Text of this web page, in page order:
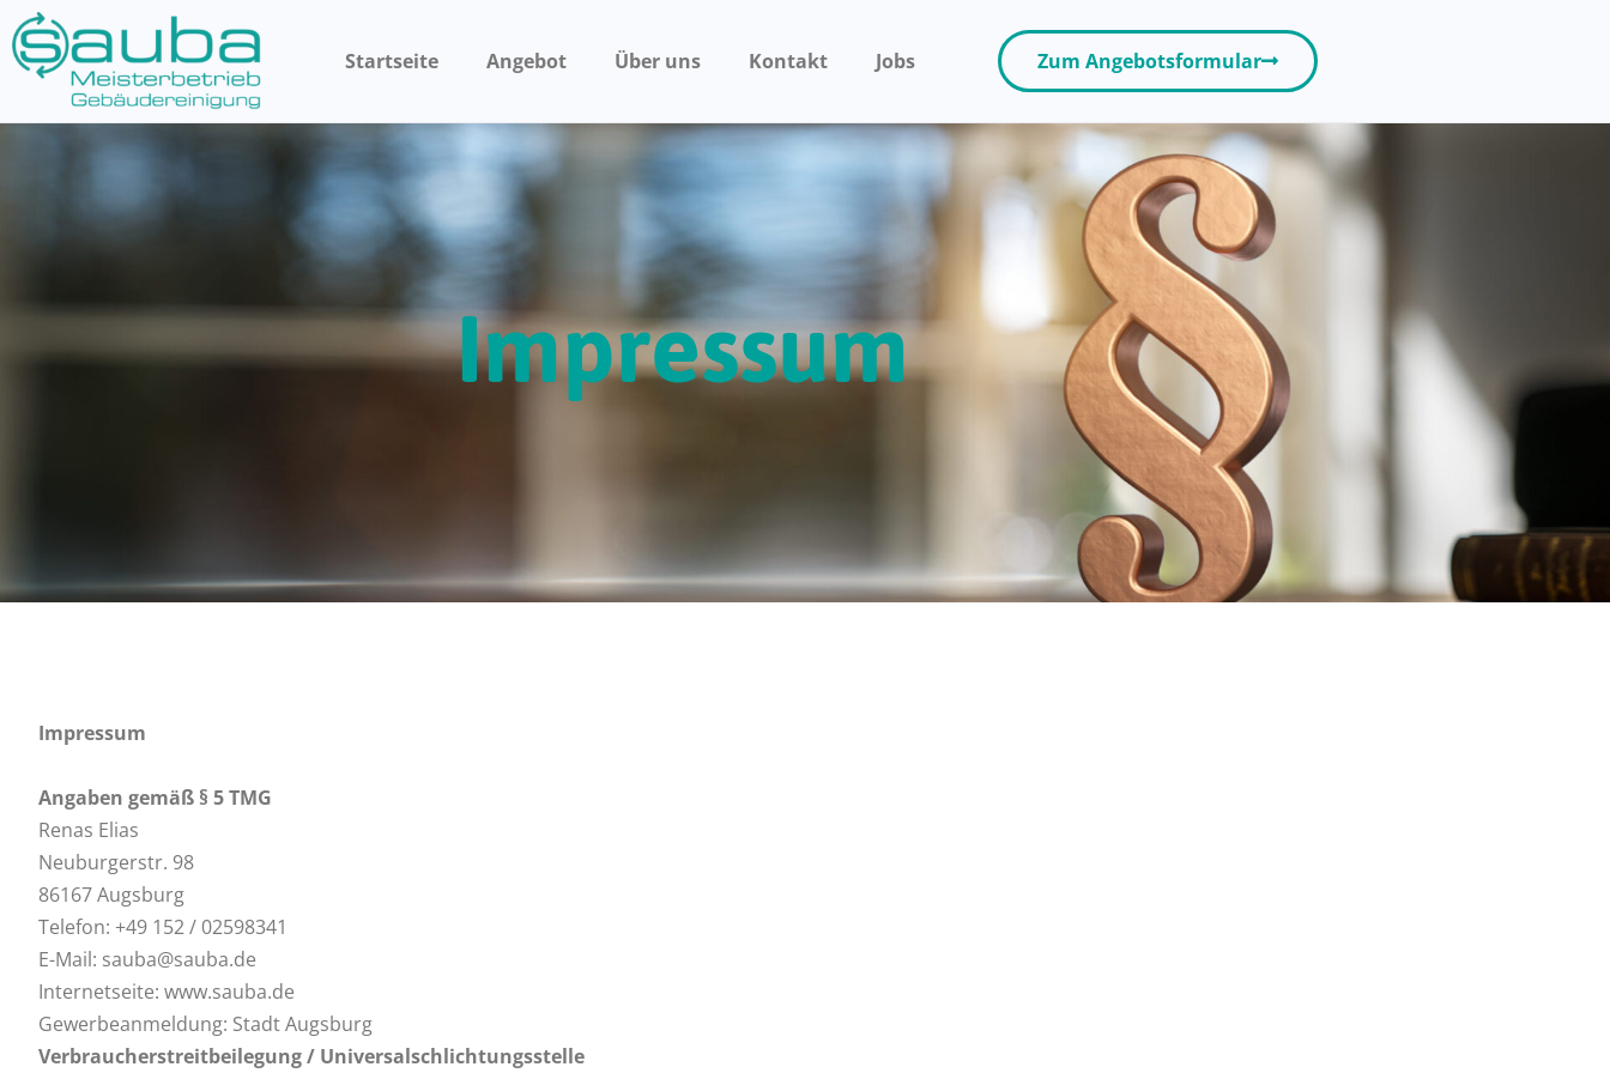
Startseite Angebot Über uns Kontakt Jobs Zum Angebotsformular
Impressum
Impressum
Angaben gemäß § 5 TMG
Renas Elias
Neuburgerstr. 98
86167 Augsburg
Telefon: +49 152 / 02598341
E-Mail: sauba@sauba.de
Internetseite: www.sauba.de
Gewerbeanmeldung: Stadt Augsburg
Verbraucherstreitbeilegung / Universalschlichtungsstelle